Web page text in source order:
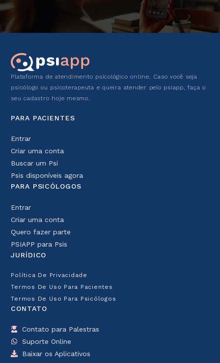
Plataforma de atendimento psicológico online. Caso você seja
psicólogo ou psicoterapeuta e queira atender pelo psiapp, faça o
seu cadastro hoje mesmo.
PARA PACIENTES
Entrar
Criar uma conta
Buscar um Psi
Psis disponíveis agora
PARA PSICÓLOGOS
Entrar
Criar uma conta
Quero fazer parte
PSIAPP para Psis
JURÍDICO
Política De Privacidade
Termos De Uso Para Pacientes
Termos De Uso Para Psicólogos
CONTATO
Contato para Palestras
Suporte Online
Baixar os Aplicativos